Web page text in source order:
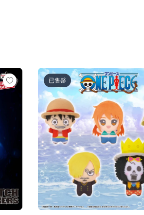
)孫悟空（VSゴクウブラック-超サイヤ
ワンピース ちびぐるみ～麦わ
已售罄